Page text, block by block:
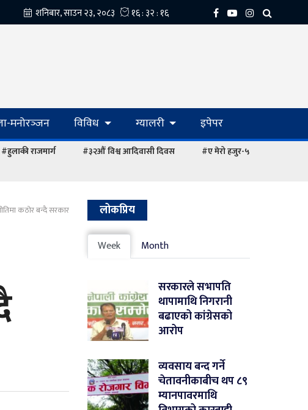
मनोरञ्‍जन विविध ग्यालरी इपेपर
#हुलाकी राजमार्ग #३२औं विश्व आदिवासी दिवस
#ए मेरो हजुर-५
कठोर बन्दै सरकार लोकप्रिय
Week Month
सरकारले सभापति
थापामाथि निगरानी
बढाएको कांग्रेसको
आरोप
व्यवसाय बन्द गर्ने
चेतावनीकाबीच थप ८९
म्यानपावरमाथि